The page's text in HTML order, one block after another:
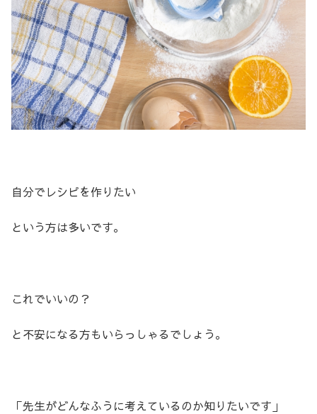
自分でレシピを作りたい
という方は多いです。
これでいいの？
と不安になる方もいらっしゃるでしょう。
「先生がどんなふうに考えているのか知りたいです」